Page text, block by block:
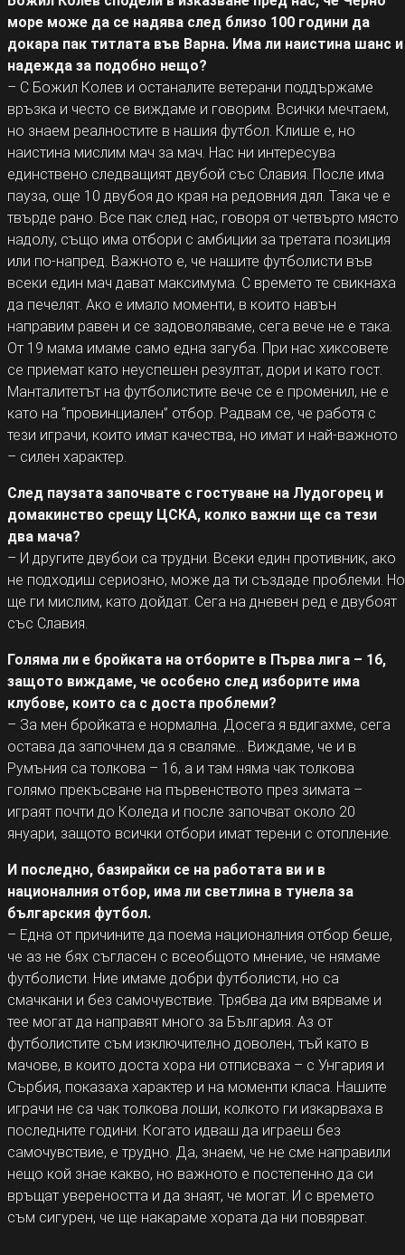
море може да се надява след близо 100 години да
докара пак титлата във Варна. Има ли наистина шанс и
надежда за подобно нещо?
– С Божил Колев и останалите ветерани поддържаме
връзка и често се виждаме и говорим. Всички мечтаем,
но знаем реалностите в нашия футбол. Клише е, но
наистина мислим мач за мач. Нас ни интересува
единствено следващият двубой със Славия. После има
пауза, още 10 двубоя до края на редовния дял. Така че е
твърде рано. Все пак след нас, говоря от четвърто място
надолу, също има отбори с амбиции за третата позиция
или по-напред. Важното е, че нашите футболисти във
всеки един мач дават максимума. С времето те свикнаха
да печелят. Ако е имало моменти, в които навън
направим равен и се задоволяваме, сега вече не е така.
От 19 мама имаме само една загуба. При нас хиксовете
се приемат като неуспешен резултат, дори и като гост.
Манталитетът на футболистите вече се е променил, не е
като на “провинциален” отбор. Радвам се, че работя с
тези играчи, които имат качества, но имат и най-важното
– силен характер.
След паузата започвате с гостуване на Лудогорец и
домакинство срещу ЦСКА, колко важни ще са тези
два мача?
– И другите двубои са трудни. Всеки един противник, ако
не подходиш сериозно, може да ти създаде проблеми. Но
ще ги мислим, като дойдат. Сега на дневен ред е двубоят
със Славия.
Голяма ли е бройката на отборите в Първа лига – 16,
защото виждаме, че особено след изборите има
клубове, които са с доста проблеми?
– За мен бройката е нормална. Досега я вдигахме, сега
остава да започнем да я сваляме… Виждаме, че и в
Румъния са толкова – 16, а и там няма чак толкова
голямо прекъсване на първенството през зимата –
играят почти до Коледа и после започват около 20
януари, защото всички отбори имат терени с отопление.
И последно, базирайки се на работата ви и в
националния отбор, има ли светлина в тунела за
българския футбол.
– Една от причините да поема националния отбор беше,
че аз не бях съгласен с всеобщото мнение, че нямаме
футболисти. Ние имаме добри футболисти, но са
смачкани и без самочувствие. Трябва да им вярваме и
теe могат да направят много за България. Аз от
футболистите съм изключително доволен, тъй като в
мачове, в които доста хора ни отписваха – с Унгария и
Сърбия, показаха характер и на моменти класа. Нашите
играчи не са чак толкова лоши, колкото ги изкарваха в
последните години. Когато идваш да играеш без
самочувствие, е трудно. Да, знаем, че не сме направили
нещо кой знае какво, но важното е постепенно да си
връщат увереността и да знаят, че могат. И с времето
съм сигурен, че ще накараме хората да ни повярват.